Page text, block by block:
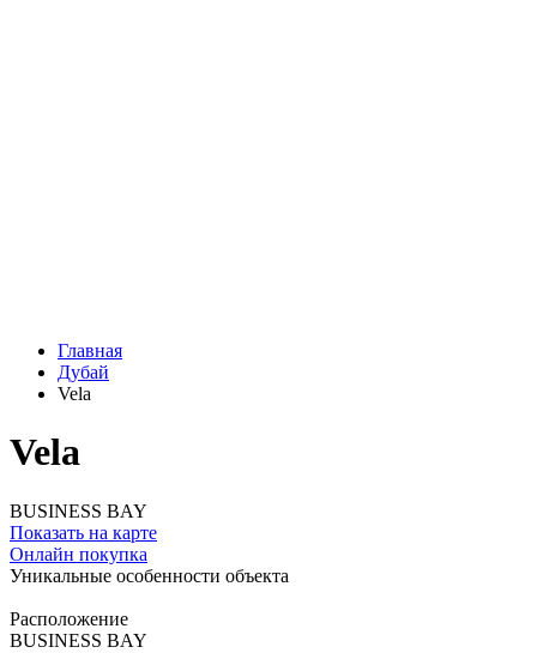
Главная
Дубай
Vela
Vela
BUSINESS BAY
Показать на карте
Онлайн покупка
Уникальные особенности объекта
Расположение
BUSINESS BAY